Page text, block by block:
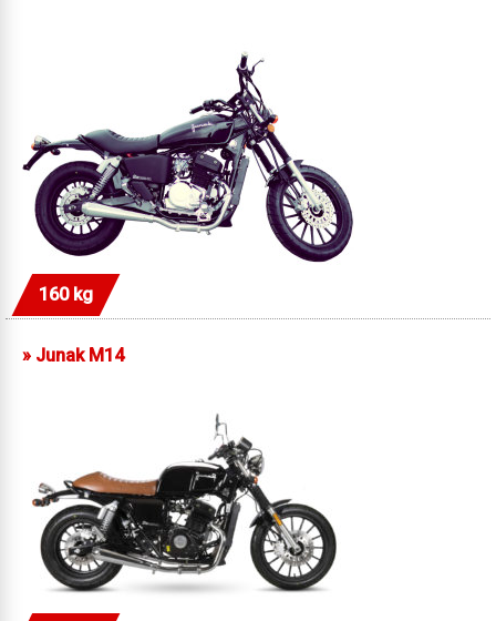
160 kg
» Junak M14